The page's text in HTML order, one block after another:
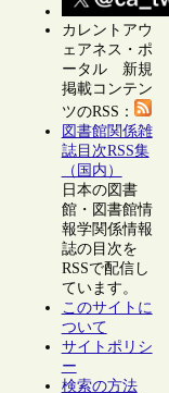
カレントアウ
ェアネス・ポ
ータル 新規
掲載コンテン
ツのRSS：
図書館関係雑
誌目次RSS集
（国内）
日本の図書
館・図書館情
報学関係情報
誌の目次を
RSSで配信し
ています。
このサイトに
ついて
サイトポリシ
ー
検索の方法